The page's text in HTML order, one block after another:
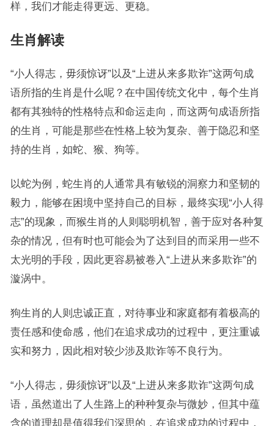
样，我们才能走得更远、更稳。
生肖解读
“小人得志，毋须惊讶”以及“上进从来多欺诈”这两句成
语所指的生肖是什么呢？在中国传统文化中，每个生肖
都有其独特的性格特点和命运走向，而这两句成语所指
的生肖，可能是那些在性格上较为复杂、善于隐忍和坚
持的生肖，如蛇、猴、狗等。
以蛇为例，蛇生肖的人通常具有敏锐的洞察力和坚韧的
毅力，能够在困境中坚持自己的目标，最终实现“小人得
志”的现象，而猴生肖的人则聪明机智，善于应对各种复
杂的情况，但有时也可能会为了达到目的而采用一些不
太光明的手段，因此更容易被卷入“上进从来多欺诈”的
漩涡中。
狗生肖的人则忠诚正直，对待事业和家庭都有着极高的
责任感和使命感，他们在追求成功的过程中，更注重诚
实和努力，因此相对较少涉及欺诈等不良行为。
“小人得志，毋须惊讶”以及“上进从来多欺诈”这两句成
语，虽然道出了人生路上的种种复杂与微妙，但其中蕴
含的道理却是值得我们深思的，在追求成功的过程中，